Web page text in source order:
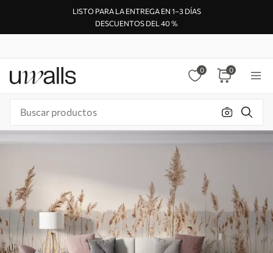
LISTO PARA LA ENTREGA EN 1–3 DÍAS
DESCUENTOS DEL 40 %
0 0